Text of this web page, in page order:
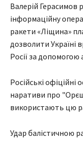
Валерій Герасимов
інформаційну
ракети «Ліщина»
дозволити Україні
Росії за
Російські офіційні
наративи про
використають цю
Удар балістичною